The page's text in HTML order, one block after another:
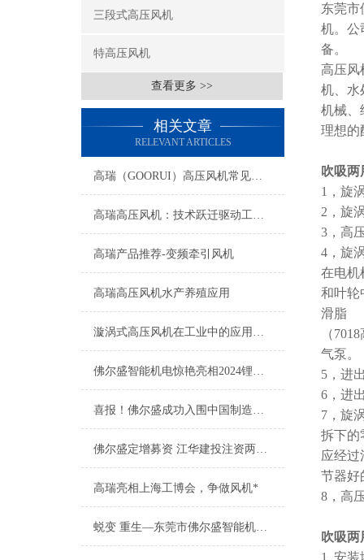
三段式高压风机
特高压风机
查看更多 >>
相关文章
RELEVANT ARTICLES
高瑞（GOORUI）高压风机常见故障及排除方法
高瑞高压风机：技术跃迁驱动工业升级新征程
高瑞产品推荐-变频牵引风机
高瑞高压风机水产养殖应用
漩涡式高压风机在工业中的应用有哪些？
佛尔盛智能机电惊艳亮相2024锂电展会，展现高瑞新魅力
喜报！佛尔盛成功入围中国制造之美
佛尔盛定增募资 江华建投注资两千万
高瑞亮相上海工博会，争做风机*
蜕变 重生—东莞市佛尔盛智能机电股份有限公司成功上市庆典会
东莞市
机。公
高压风
机、水
机械、
理想的
吹吸两
1，旋
2，旋
3，高
4，旋
在电机
和叶轮
滑脂
（
气泵。
5，进
6，进
7，旋
拆下的
应经过
节器好
8，高
吹吸两
1. 安